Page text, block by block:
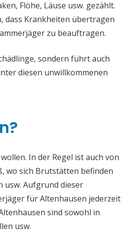
Flöhe, Läuse usw. gezählt.
dass Krankheiten übertragen
zu beauftragen.
sondern führt auch
diesen unwillkommenen
In der Regel ist auch von
wo sich Brutstätten befinden
usw. Aufgrund dieser
für Altenhausen jederzeit
sind sowohl in
usw.